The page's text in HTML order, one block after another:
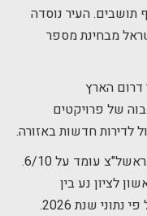
לציון חיים קרוב ל-260 אלף תושבים. העיר נוסדה
בישראל מבחינת מספר
דרום הארץ
של פרויקטים
לדירות חדשות באזורה.
המדד הכלכלי-חברתי של האוכלוסייה בראשל"צ עומד על 6/10.
לציון נע בין